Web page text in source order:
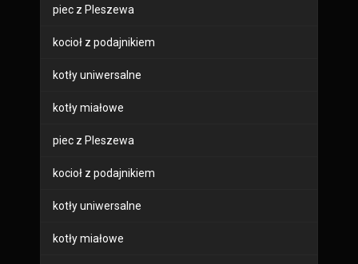
piec z Pleszewa
kocioł z podajnikiem
kotły uniwersalne
kotły miałowe
piec z Pleszewa
kocioł z podajnikiem
kotły uniwersalne
kotły miałowe